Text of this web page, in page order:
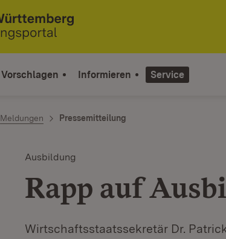
Vorschlagen Informieren Service
Meldungen Pressemitteilung
Ausbildung
Rapp auf
Wirtschaftsstaatssekretär Dr.